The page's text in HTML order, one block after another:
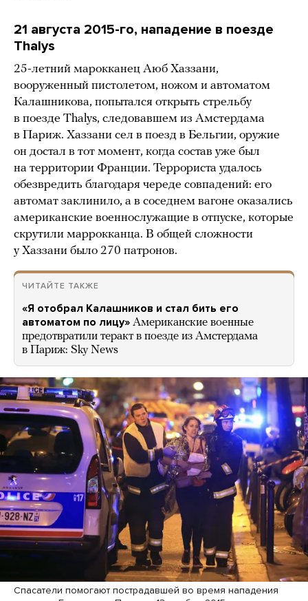
21 августа 2015-го, нападение в поезде
Thalys
25-летний марокканец Аюб Хаззани,
вооруженный пистолетом, ножом и автоматом
Калашникова, попытался открыть стрельбу
в поезде Thalys, следовавшем из Амстердама
в Париж. Хаззани сел в поезд в Бельгии, оружие
он достал в тот момент, когда состав уже был
на территории Франции. Террориста удалось
обезвредить благодаря череде совпадений: его
автомат заклинило, а в соседнем вагоне оказались
американские военнослужащие в отпуске, которые
скрутили маррокканца. В общей сложности
у Хаззани было 270 патронов.
ЧИТАЙТЕ ТАКЖЕ
«Я отобрал Калашников и стал бить его
автоматом по лицу» Американские военные
предотвратили теракт в поезде из Амстердама
в Париж: Sky News
Спасатели помогают пострадавшей во время нападения